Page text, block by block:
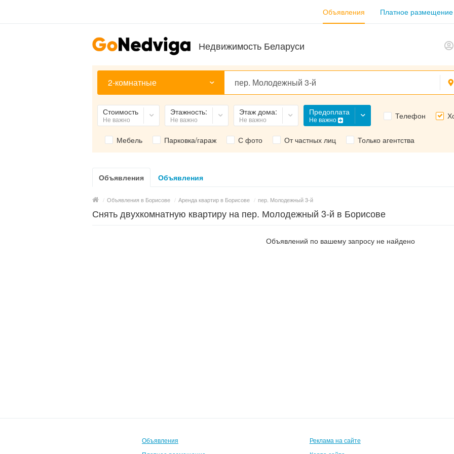
Объявления Платное размещение
Недвижимость Беларуси
2-комнатные
Стоимость
Не важно
Этажность:
Не важно
Этаж дома:
Не важно
Предоплата
Не важно Телефон
Мебель Парковка/гараж С фото От частных лиц Только агентства
Объявления Объявления
/ Объявления в Борисове / Аренда квартир в Борисове / пер. Молодежный 3-й
Снять двухкомнатную квартиру на пер. Молодежный 3-й в Борисове
Объявлений по вашему запросу не найдено
Объявления
Реклама на сайте